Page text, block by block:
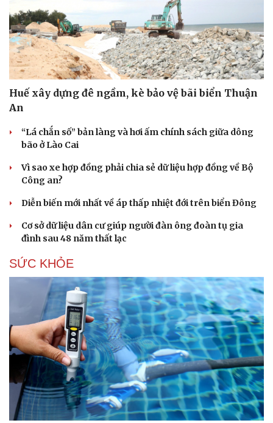
Du lịch
Săn Tour
check-in
Podcast
Đọc truyện đêm khuya
Hạt giống tâm hồn
Huế xây dựng đê ngầm, kè bảo vệ bãi biển Thuận
An
“Lá chắn số” bản làng và hơi ấm chính sách giữa dông
bão ở Lào Cai
Vì sao xe hợp đồng phải chia sẻ dữ liệu hợp đồng về Bộ
Công an?
Diễn biến mới nhất về áp thấp nhiệt đới trên biển Đông
Cơ sở dữ liệu dân cư giúp người đàn ông đoàn tụ gia
đình sau 48 năm thất lạc
SỨC KHỎE